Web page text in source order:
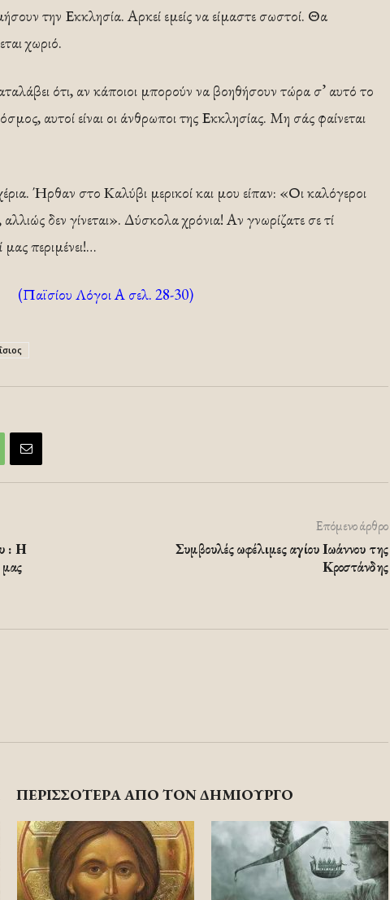
την Εκκλησία. Αρκεί εμείς να είμαστε σωστοί. Θα
χωριό.
ότι, αν κάποιοι μπορούν να βοηθήσουν τώρα σ’ αυτό το
αυτοί είναι οι άνθρωποι της Εκκλησίας. Μη σάς φαίνεται
Ήρθαν στο Καλύβι μερικοί και μου είπαν: «Οι καλόγεροι
δεν γίνεται». Δύσκολα χρόνια! Αν γνωρίζατε σε τί
περιμένει!…
(Παϊσίου Λόγοι Α σελ. 28-30)
: Η
Επόμενο άρθρο
Συμβουλές ωφέλιμες αγίου Ιωάννου της
Κροστάνδης
ΠΕΡΙΣΣΟΤΕΡΑ ΑΠΟ ΤΟΝ ΔΗΜΙΟΥΡΓΟ